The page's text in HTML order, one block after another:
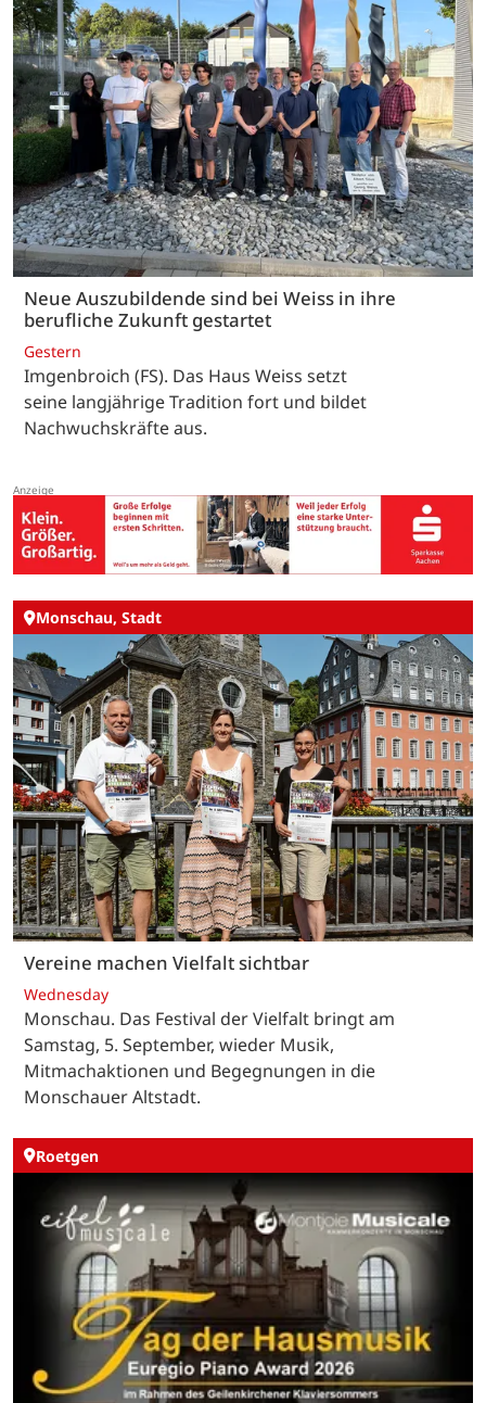
Neue Auszubildende sind bei Weiss in ihre
berufliche Zukunft gestartet
Gestern
Imgenbroich (FS). Das Haus Weiss setzt
seine langjährige Tradition fort und bildet
Nachwuchskräfte aus.
Monschau, Stadt
Vereine machen Vielfalt sichtbar
Wednesday
Monschau. Das Festival der Vielfalt bringt am
Samstag, 5. September, wieder Musik,
Mitmachaktionen und Begegnungen in die
Monschauer Altstadt.
Roetgen